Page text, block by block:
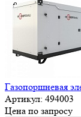
Газопоршневая
Артикул: 494003
Цена по запросу